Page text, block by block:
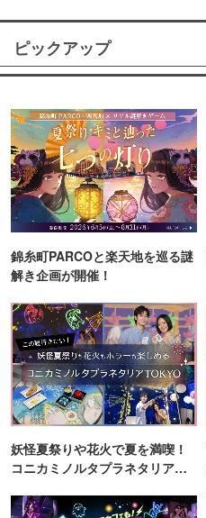
ピックアップ
錦糸町PARCOと楽天地を巡る謎
解き企画が開催！
妖怪夏祭りや花火で夏を満喫！
コニカミノルタプラネタリア